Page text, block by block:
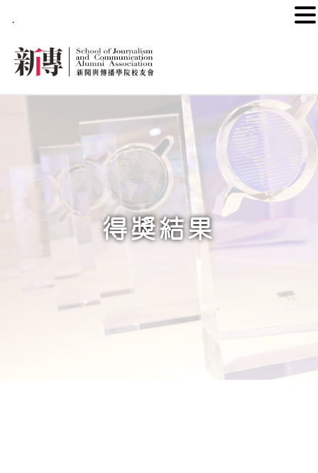
得獎結果
.